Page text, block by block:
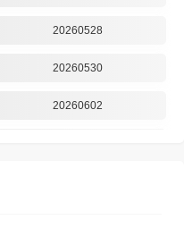
20260528
20260530
20260602